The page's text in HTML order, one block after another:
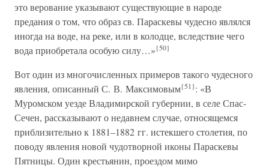
это верование указывают существующие в народе
предания о том, что образ св. Параскевы чудесно являлся
иногда на воде, на реке, или в колодце, вследствие чего
вода приобретала особую силу…»{50}
Вот один из многочисленных примеров такого чудесного
явления, описанный С. В. Максимовым{51}: «В
Муромском уезде Владимирской губернии, в селе Спас-
Сечен, рассказывают о недавнем случае, относящемся
приблизительно к 1881–1882 гг. истекшего столетия, по
поводу явления новой чудотворной иконы Параскевы
Пятницы. Один крестьянин, проездом мимо